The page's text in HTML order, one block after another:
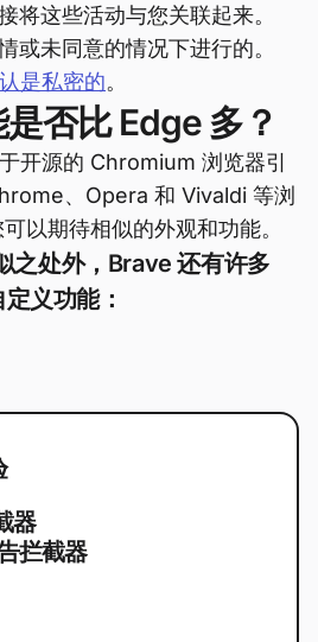
将这些活动与您关联起来。
或未同意的情况下进行的。
是私密的。
否比 Edge 多？
开源的 Chromium 浏览器引
、Opera 和 Vivaldi 等浏
以期待相似的外观和功能。
之处外，Brave 还有许多
义功能：
器
拦截器